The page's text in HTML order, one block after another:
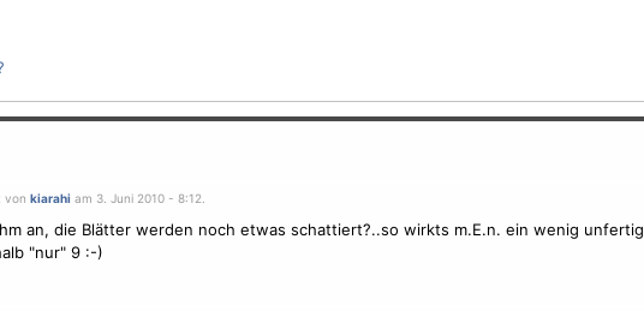
von kiarahi am 3. Juni 2010 - 8:12.
an, die Blätter werden noch etwas schattiert?..so wirkts m.E.n. ein wenig unfertig
"nur" 9 :-)